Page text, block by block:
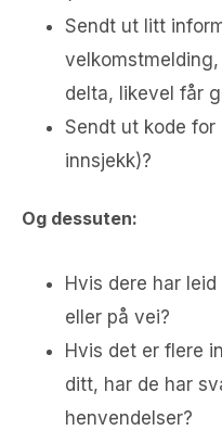
Sendt ut litt
delta, likevel får
Sendt ut kode
innsjekk)?
Og dessuten:
Hvis dere har
eller på vei?
Hvis det er flere
ditt, har de har
henvendelser?